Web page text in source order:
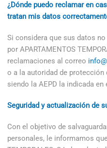
¿Dónde puedo reclamar en
tratan mis datos
Si considera que sus datos
por APARTAMENTOS
reclamaciones al correo
o a la autoridad de protección
siendo la AEPD la indicada
Seguridad y actualización de
Con el objetivo de
personales, le informamos